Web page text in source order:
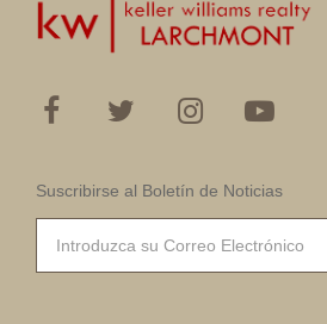
Suscribirse al Boletín de Noticias